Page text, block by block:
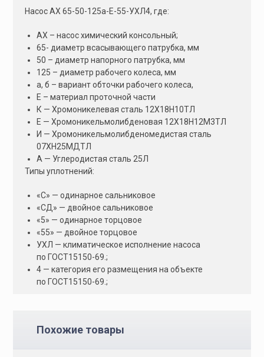
Насос АХ 65-50-125а-Е-55-УХЛ4, где:
АХ – насос химический консольный;
65- диаметр всасывающего патрубка, мм
50 – диаметр напорного патрубка, мм
125 – диаметр рабочего колеса, мм
а, б – вариант обточки рабочего колеса,
Е – материал проточной части
К — Хромоникелевая сталь 12Х18Н10ТЛ
Е — Хромоникельмолибденовая 12Х18Н12М3ТЛ
И — Хромоникельмолибденомедистая сталь
07ХН25МДТЛ
А — Углеродистая сталь 25Л
Типы уплотнений:
«С» — одинарное сальниковое
«СД» — двойное сальниковое
«5» — одинарное торцовое
«55» — двойное торцовое
УХЛ — климатическое исполнение насоса
по ГОСТ15150-69.;
4 — категория его размещения на объекте
по ГОСТ15150-69.;
Похожие товары